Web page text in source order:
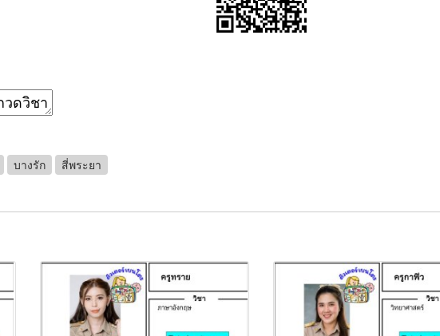
บางรัก สี่พระยา